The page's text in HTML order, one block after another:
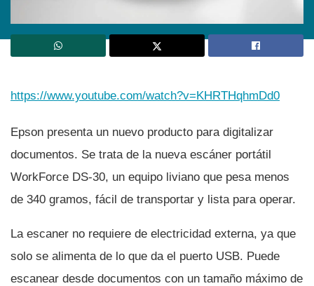
https://www.youtube.com/watch?v=KHRTHqhmDd0
Epson presenta un nuevo producto para digitalizar
documentos. Se trata de la nueva escáner portátil
WorkForce DS-30, un equipo liviano que pesa menos
de 340 gramos, fácil de transportar y lista para operar.
La escaner no requiere de electricidad externa, ya que
solo se alimenta de lo que da el puerto USB. Puede
escanear desde documentos con un tamaño máximo de